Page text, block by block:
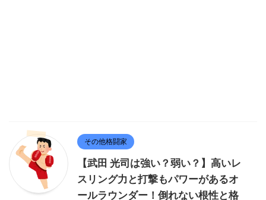
その他格闘家
【武田 光司は強い？弱い？】高いレ
スリング力と打撃もパワーがあるオ
ールラウンダー！倒れない根性と格